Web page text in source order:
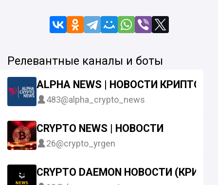
Релевантные каналы и боты
ALPHA NEWS | НОВОСТИ
483@alpha_crypto_news
CRYPTO NEWS | НОВОСТИ
26@crypto_yrgen
CRYPTO DAEMON НОВОСТИ